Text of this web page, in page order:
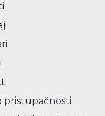
pristupačnosti